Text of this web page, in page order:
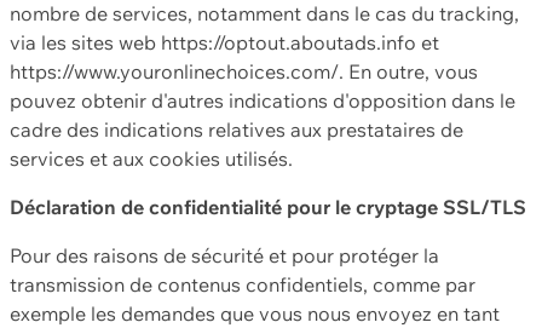
nombre de services, notamment dans le cas du tracking,
via les sites web https://optout.aboutads.info et
https://www.youronlinechoices.com/. En outre, vous
pouvez obtenir d'autres indications d'opposition dans le
cadre des indications relatives aux prestataires de
services et aux cookies utilisés.
Déclaration de confidentialité pour le cryptage SSL/TLS
Pour des raisons de sécurité et pour protéger la
transmission de contenus confidentiels, comme par
exemple les demandes que vous nous envoyez en tant